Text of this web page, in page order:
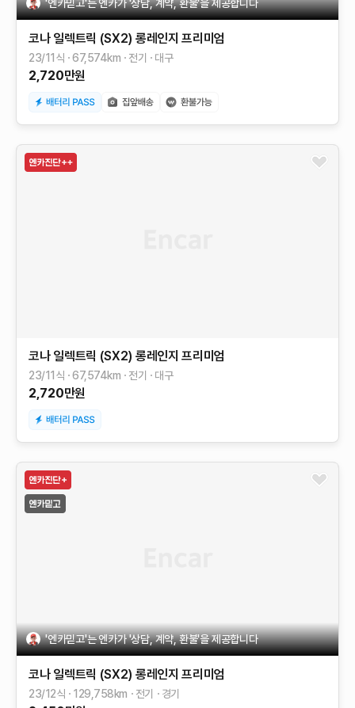
'엔카믿고'는 엔카가 '상담, 계약, 환불'을 제공합니다
코나 일렉트릭 (SX2) 롱레인지 프리미엄
23/11식 67,574km 전기 대구
2,720만원
코나 일렉트릭 (SX2) 롱레인지 프리미엄
23/11식 67,574km 전기 대구
2,720만원
'엔카믿고'는 엔카가 '상담, 계약, 환불'을 제공합니다
코나 일렉트릭 (SX2) 롱레인지 프리미엄
23/12식 129,758km 전기 경기